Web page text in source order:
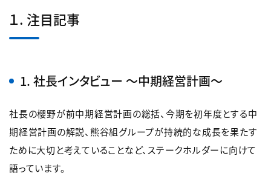
１. 注目記事
1. 社長インタビュー ～中期経営計画～
社長の櫻野が前中期経営計画の総括、今期を初年度とする中
期経営計画の解説、熊谷組グループが持続的な成長を果たす
ために大切と考えていることなど、ステークホルダーに向けて
語っています。